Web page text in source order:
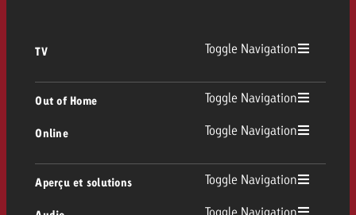
TV Toggle Navigation
Out of Home Toggle Navigation
Out of Home
Affichage
Online Toggle Navigation
Aperçu et solutions Toggle Navigation
Toggle Navigation